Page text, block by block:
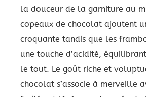
la douceur de la garniture au
copeaux de chocolat ajoutent
croquante tandis que les
une touche d’acidité,
le tout. Le goût riche et
chocolat s’associe à merveille